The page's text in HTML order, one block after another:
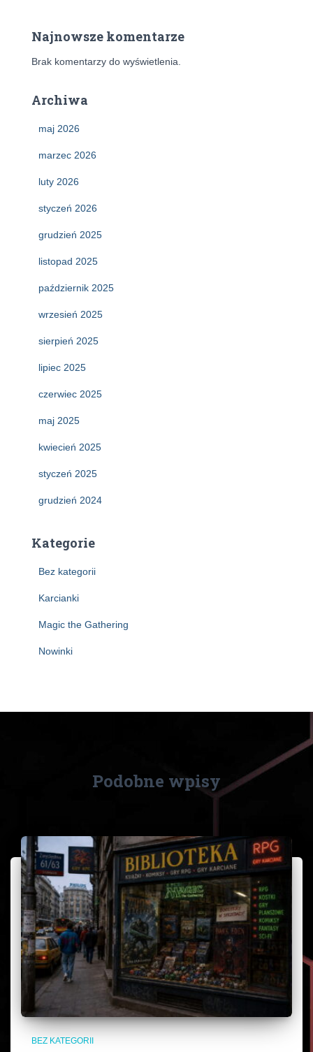
Najnowsze komentarze
Brak komentarzy do wyświetlenia.
Archiwa
maj 2026
marzec 2026
luty 2026
styczeń 2026
grudzień 2025
listopad 2025
październik 2025
wrzesień 2025
sierpień 2025
lipiec 2025
czerwiec 2025
maj 2025
kwiecień 2025
styczeń 2025
grudzień 2024
Kategorie
Bez kategorii
Karcianki
Magic the Gathering
Nowinki
Podobne wpisy
BEZ KATEGORII